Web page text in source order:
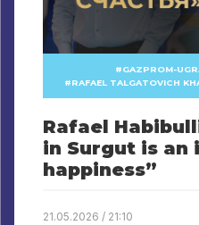
GAZPROM-
RAFAEL TALGATOVICH
Rafael
in Surgut is an
happiness”
21.05.2026 / 21:10